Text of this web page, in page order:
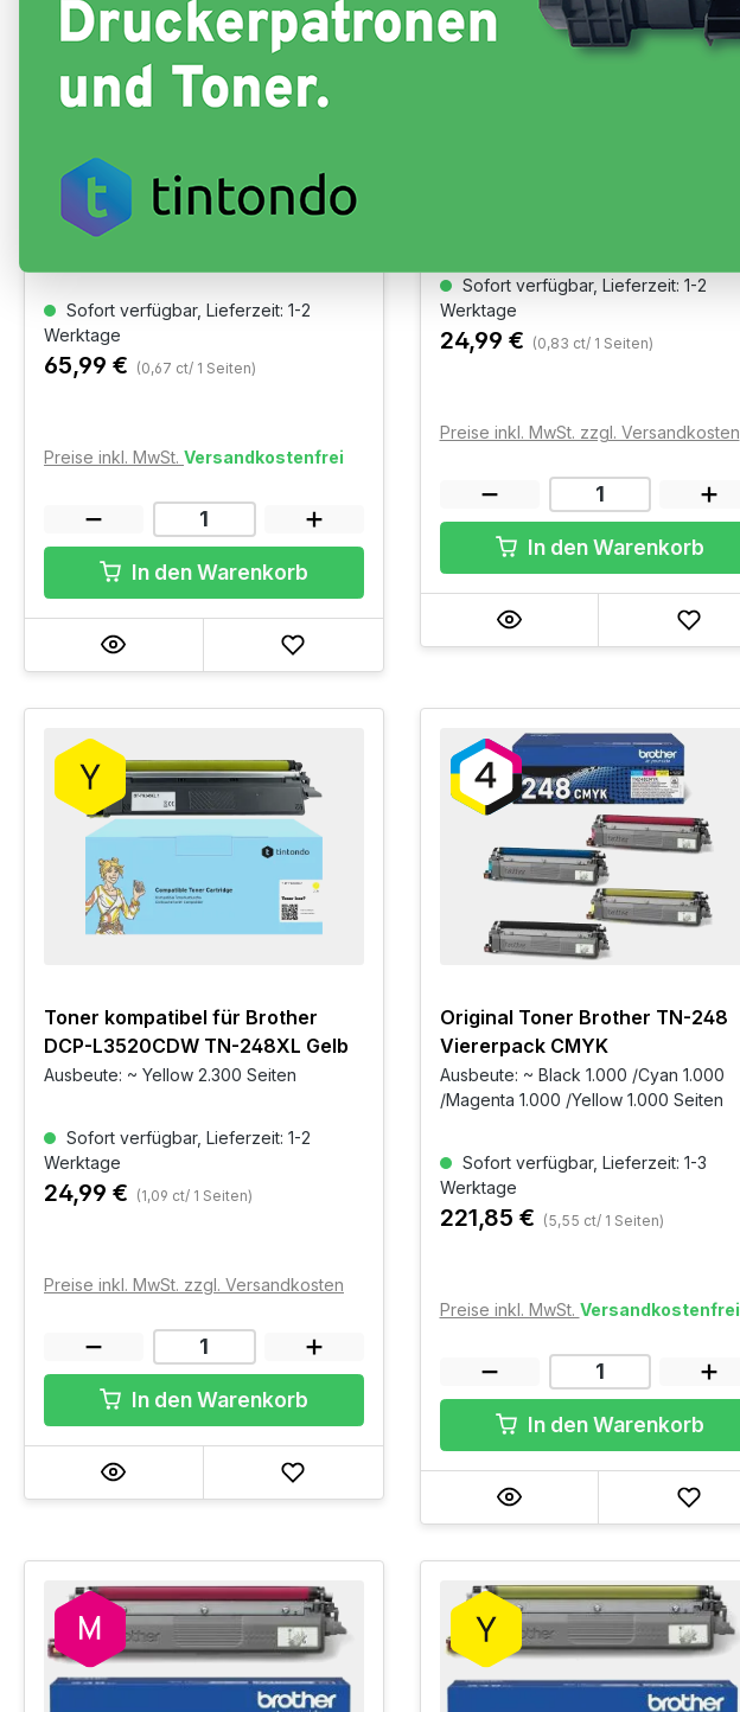
Toner kompatibel für Brother
DCP-L3520CDW TN-248XL
BKCMY 4Pack
Ausbeute: ~ Black 3.000 /Cyan 2.300
Sofort verfügbar, Lieferzeit: 1-2
Werktage
65,99 € (0,67 ct/ 1 Seiten)
Preise inkl. MwSt. Versandkostenfrei
In den Warenkorb
Sofort verfügbar, Lieferzeit: 1-2
Werktage
24,99 € (0,83 ct/ 1 Seiten)
Preise inkl. MwSt. zzgl. Versandkosten
In den Warenkorb
Toner kompatibel für Brother
DCP-L3520CDW TN-248XL Gelb
Ausbeute: ~ Yellow 2.300 Seiten
Sofort verfügbar, Lieferzeit: 1-2
Werktage
24,99 € (1,09 ct/ 1 Seiten)
Preise inkl. MwSt. zzgl. Versandkosten
In den Warenkorb
Original Toner Brother TN-248
Viererpack CMYK
Ausbeute: ~ Black 1.000 /Cyan 1.000
/Magenta 1.000 /Yellow 1.000 Seiten
Sofort verfügbar, Lieferzeit: 1-3
Werktage
221,85 € (5,55 ct/ 1 Seiten)
Preise inkl. MwSt. Versandkostenfrei
In den Warenkorb